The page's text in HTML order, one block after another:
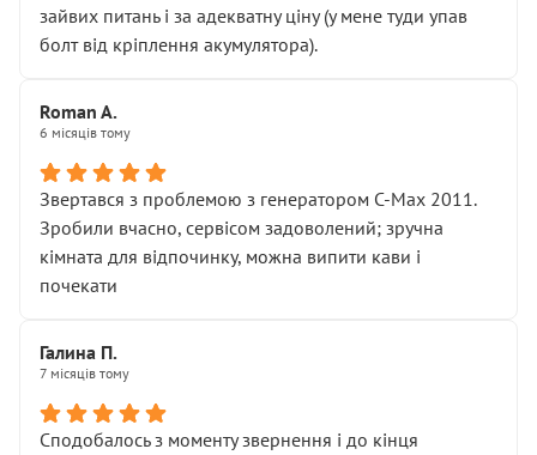
зайвих питань і за адекватну ціну (у мене туди упав
болт від кріплення акумулятора).
Roman A.
6 місяців тому
Звертався з проблемою з генератором C-Max 2011.
Зробили вчасно, сервісом задоволений; зручна
кімната для відпочинку, можна випити кави і
почекати
Галина П.
7 місяців тому
Сподобалось з моменту звернення і до кінця